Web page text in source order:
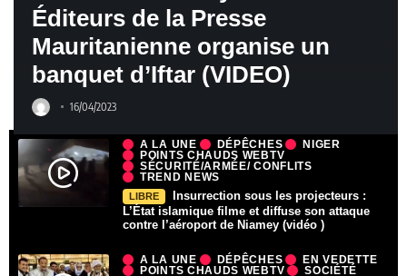
Éditeurs de la Presse
Mauritanienne organise un
banquet d’Iftar (VIDEO)
16/04/2023
A LA UNE DÉPÊCHES
NIGER
POINTS CHAUDS WEBTV
SÉCURITÉ/ARMÉE/ CONFLITS
TREND NEWS
LIBRE
Insurrection sous les projecteurs :
L’État islamique filme et diffuse son attaque
contre l’aéroport de Niamey (vidéo )
A LA UNE DÉPÊCHES
EN VEDETTE
POINTS CHAUDS WEBTV
SOCIÉTÉ